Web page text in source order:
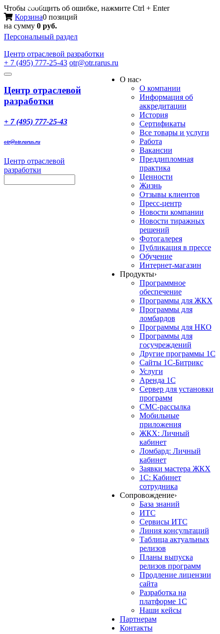
Чтобы сообщить об ошибке, нажмите Ctrl + Enter
Корзина0 позиций
на сумму 0 руб.
Персональный раздел
Центр отраслевой разработки
+ 7 (495) 777-25-43 otr@otr.rarus.ru
Toggle
Меню
Центр отраслевой
разработки
+ 7 (495) 777-25-43
otr@otr.rarus.ru
Центр отраслевой
разработки
О нас›
О компании
Информация об
аккредитации
История
Сертификаты
Все товары и услуги
Работа
Вакансии
Преддипломная
практика
Ценности
Жизнь
Отзывы клиентов
Пресс-центр
Новости компании
Новости тиражных
решений
Фотогалерея
Публикация в прессе
Обучение
Интернет-магазин
Продукты›
Программное
обеспечение
Программы для ЖКХ
Программы для
ломбардов
Программы для НКО
Программы для
госучреждений
Другие программы 1С
Сайты 1С-Битрикс
Услуги
Аренда 1С
Сервер для установки
программ
СМС-рассылка
Мобильные
приложения
ЖКХ: Личный
кабинет
Ломбард: Личный
кабинет
Заявки мастера ЖКХ
1С: Кабинет
сотрудника
Сопровождение›
База знаний
ИТС
Сервисы ИТС
Линия консультаций
Таблица актуальных
релизов
Планы выпуска
релизов программ
Продление лицензии
сайта
Разработка на
платформе 1С
Наши кейсы
Партнерам
Контакты